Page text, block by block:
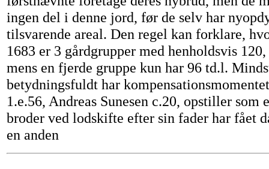
ingen del i denne jord, før de selv har
tilsvarende areal. Den regel kan forklare,
1683 er 3 gårdgrupper med henholdsvis
mens en fjerde gruppe kun har 96 td.l.
betydningsfuldt har
1.e.56, Andreas Sunesen c.20, opstiller som
broder ved lodskifte efter sin fader har fået
en anden